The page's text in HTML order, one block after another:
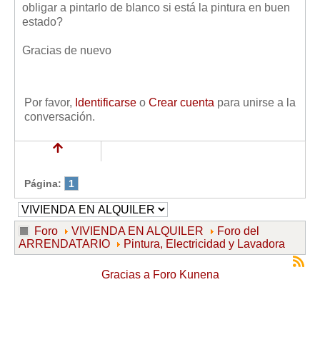
obligar a pintarlo de blanco si está la pintura en buen
estado?
Gracias de nuevo
Por favor, Identificarse o Crear cuenta para unirse a la
conversación.
Página: 1
Foro VIVIENDA EN ALQUILER
Foro del
ARRENDATARIO
Pintura, Electricidad y Lavadora
Gracias a Foro Kunena